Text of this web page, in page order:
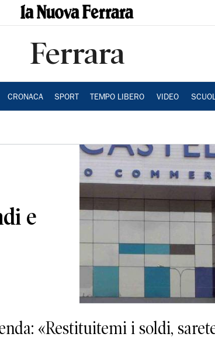
Ferrara
CRONACA SPORT TEMPO LIBERO VIDEO
e
«Restituitemi i soldi,